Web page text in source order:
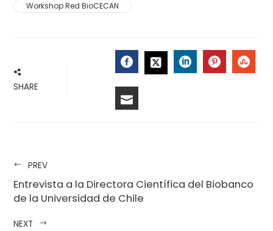
Workshop Red BioCECAN
SHARE FACEBOOK
PREV
Entrevista a la Directora Científica del Biobanco
de la Universidad de Chile
NEXT